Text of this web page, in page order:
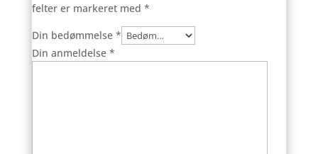
felter er markeret med *
Din bedømmelse *
Din anmeldelse *